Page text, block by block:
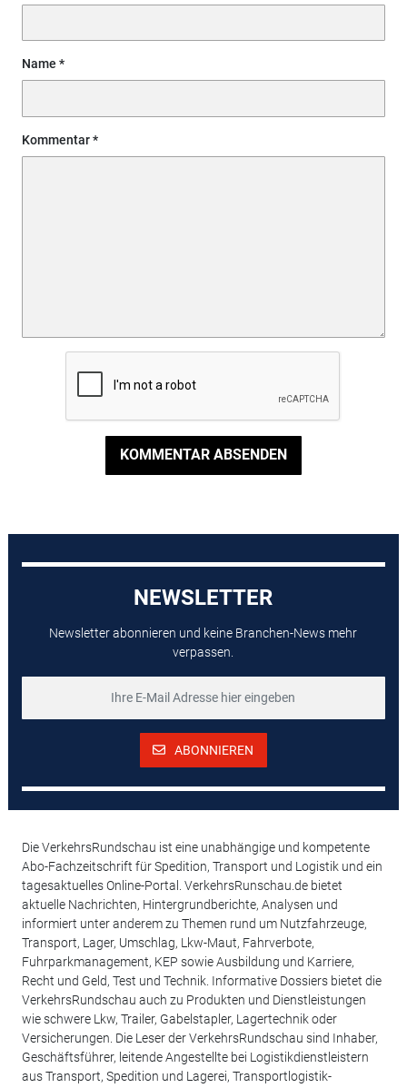
Name
Kommentar
KOMMENTAR ABSENDEN
NEWSLETTER
Newsletter abonnieren und keine Branchen-News mehr
verpassen.
ABONNIEREN
Die VerkehrsRundschau ist eine unabhängige und kompetente
Abo-Fachzeitschrift für Spedition, Transport und Logistik und ein
tagesaktuelles Online-Portal. VerkehrsRunschau.de bietet
aktuelle Nachrichten, Hintergrundberichte, Analysen und
informiert unter anderem zu Themen rund um Nutzfahrzeuge,
Transport, Lager, Umschlag, Lkw-Maut, Fahrverbote,
Fuhrparkmanagement, KEP sowie Ausbildung und Karriere,
Recht und Geld, Test und Technik. Informative Dossiers bietet die
VerkehrsRundschau auch zu Produkten und Dienstleistungen
wie schwere Lkw, Trailer, Gabelstapler, Lagertechnik oder
Versicherungen. Die Leser der VerkehrsRundschau sind Inhaber,
Geschäftsführer, leitende Angestellte bei Logistikdienstleistern
aus Transport, Spedition und Lagerei, Transportlogistik-